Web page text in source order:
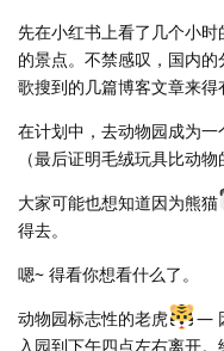
先在小红书上看了几个小
的景点。不禁感叹，国内
歌搜到的几篇博客文章来得
在计划中，去动物园成为
（最后证明毛绒玩具比动物
大家可能也想知道因为熊猫
得去。
嗯~ 得看你想看什么了。
动物园标志性的老虎
—
入园到下午四点左右离开